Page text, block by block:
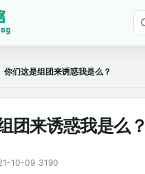
你们这是组团来诱惑我是么？
团来诱惑我是么？
10-09 3190